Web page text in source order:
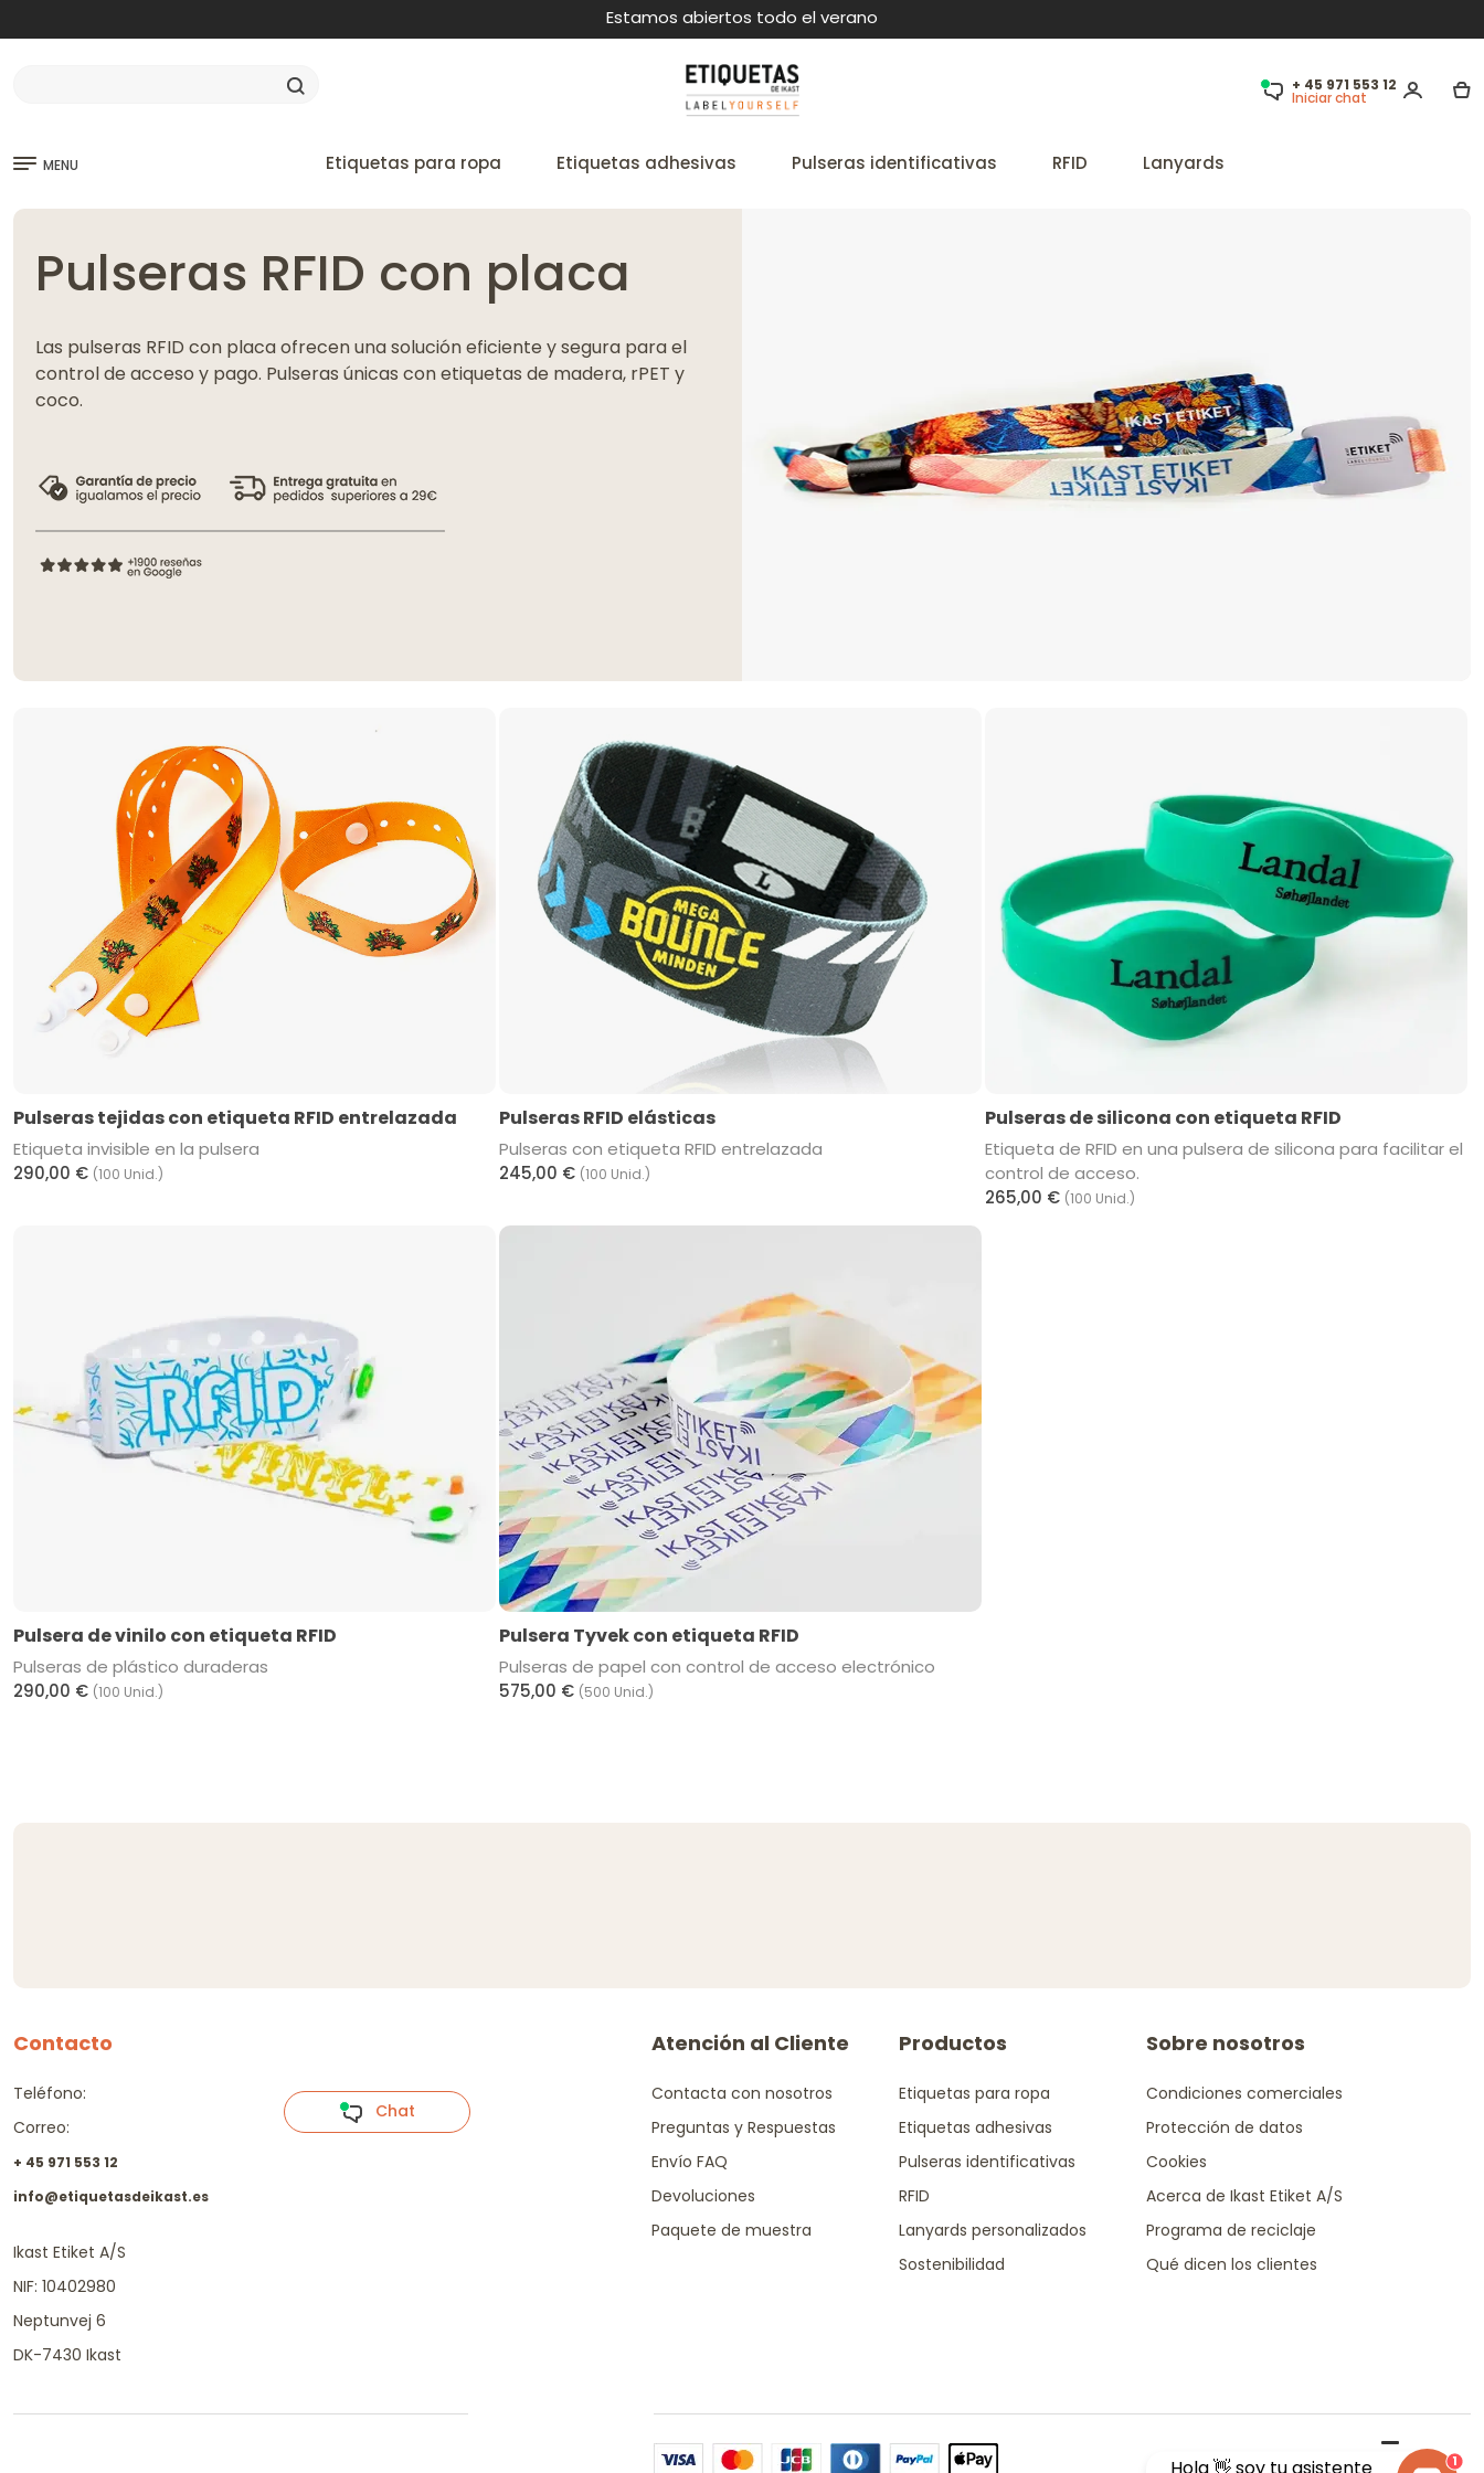
Estamos abiertos todo el verano
+ 45 971 553 12
Iniciar chat
MENU Etiquetas para ropa Etiquetas adhesivas Pulseras identificativas RFID Lanyards
Pulseras RFID con placa
Las pulseras RFID con placa ofrecen una solución eficiente y segura para el
control de acceso y pago. Pulseras únicas con etiquetas de madera, rPET y
coco.
Pulseras tejidas con etiqueta RFID entrelazada
Etiqueta invisible en la pulsera
290,00 € (100 Unid.)
Pulseras RFID elásticas
Pulseras con etiqueta RFID entrelazada
245,00 € (100 Unid.)
Pulseras de silicona con etiqueta RFID
Etiqueta de RFID en una pulsera de silicona para facilitar el
control de acceso.
265,00 € (100 Unid.)
Pulsera de vinilo con etiqueta RFID
Pulseras de plástico duraderas
290,00 € (100 Unid.)
Pulsera Tyvek con etiqueta RFID
Pulseras de papel con control de acceso electrónico
575,00 € (500 Unid.)
Contacto
Teléfono:
Correo:
+ 45 971 553 12
info@etiquetasdeikast.es
Ikast Etiket A/S
NIF: 10402980
Neptunvej 6
DK-7430 Ikast
Chat
Atención al Cliente
Contacta con nosotros
Preguntas y Respuestas
Envío FAQ
Devoluciones
Paquete de muestra
Productos
Etiquetas para ropa
Etiquetas adhesivas
Pulseras identificativas
RFID
Lanyards personalizados
Sostenibilidad
Sobre nosotros
Condiciones comerciales
Protección de datos
Cookies
Acerca de Ikast Etiket A/S
Programa de reciclaje
Qué dicen los clientes
Hola 👋 soy tu asistente 1